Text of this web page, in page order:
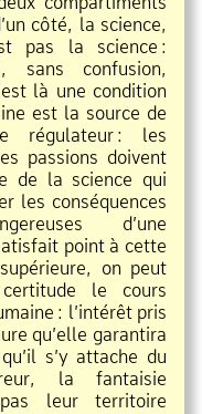
côté, la science,
pas la science :
confusion,
là une condition
est la source de
régulateur :
les
passions doivent
de la science qui
les conséquences
d’une
point à cette
on peut
le cours
: l’intérêt pris
qu’elle garantira
s’y attache du
la fantaisie
leur territoire